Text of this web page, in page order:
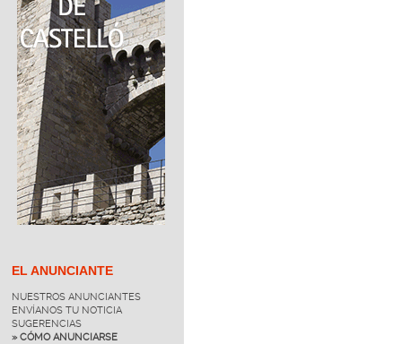
EL ANUNCIANTE
NUESTROS ANUNCIANTES
ENVÍANOS TU NOTICIA
SUGERENCIAS
» CÓMO ANUNCIARSE